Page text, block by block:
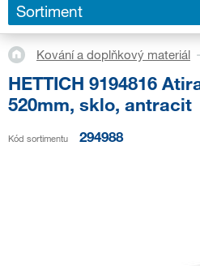
Sortiment
Kování a doplňkový materiál
HETTICH 9194816
520mm, sklo, antracit
Kód sortimentu 294988